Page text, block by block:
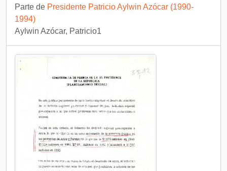
Parte de Presidente Patricio Aylwin Azócar (1990-
1994)
Aylwin Azócar, Patricio1